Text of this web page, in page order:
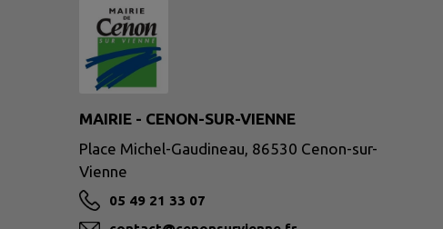
MAIRIE - CENON-SUR-VIENNE
Place Michel-Gaudineau, 86530 Cenon-sur-
Vienne
05 49 21 33 07